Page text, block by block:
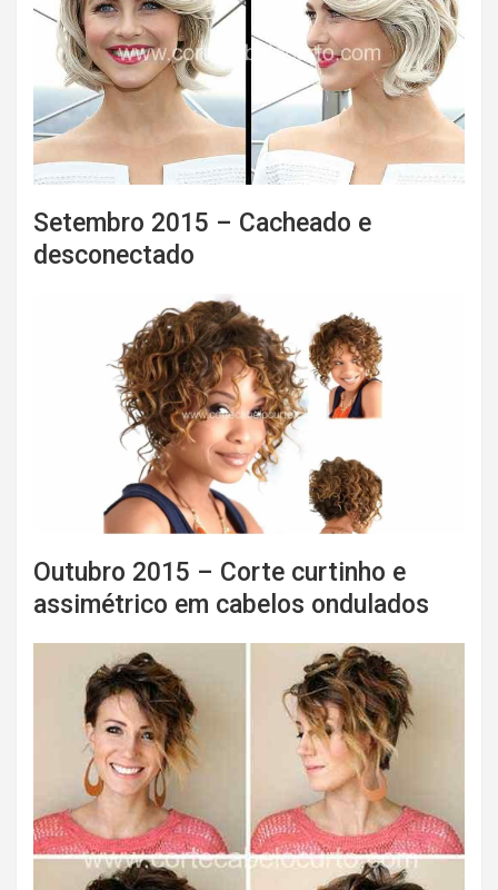
Setembro 2015 – Cacheado e
desconectado
Outubro 2015 – Corte curtinho e
assimétrico em cabelos ondulados